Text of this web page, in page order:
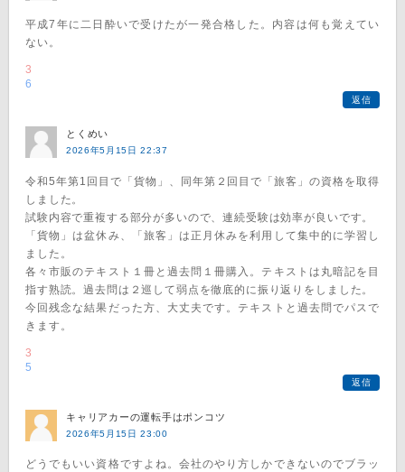
平成7年に二日酔いで受けたが一発合格した。内容は何も覚えてい
ない。
3
6
返信
とくめい
2026年5月15日 22:37
令和5年第1回目で「貨物」、同年第２回目で「旅客」の資格を取得
しました。
試験内容で重複する部分が多いので、連続受験は効率が良いです。
「貨物」は盆休み、「旅客」は正月休みを利用して集中的に学習し
ました。
各々市販のテキスト１冊と過去問１冊購入。テキストは丸暗記を目
指す熟読。過去問は２巡して弱点を徹底的に振り返りをしました。
今回残念な結果だった方、大丈夫です。テキストと過去問でパスで
きます。
3
5
返信
キャリアカーの運転手はポンコツ
2026年5月15日 23:00
どうでもいい資格ですよね。会社のやり方しかできないのでブラッ